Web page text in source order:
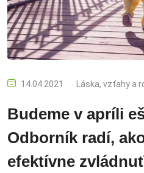
14.04.2021 Láska, vzťahy a
Budeme v apríli
Odborník radí,
efektívne